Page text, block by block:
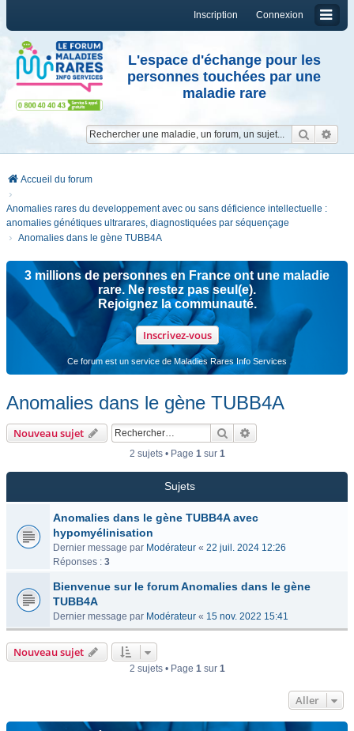
Connexion
Inscription
L'espace d'échange pour les
personnes touchées par une
maladie rare
Accueil du forum
Anomalies rares du developpement avec ou sans déficience intellectuelle :
anomalies génétiques ultrarares, diagnostiquées par séquençage
Anomalies dans le gène TUBB4A
3 millions de personnes en France ont une maladie
rare. Ne restez pas seul(e).
Rejoignez la communauté.
Inscrivez-vous
Ce forum est un service de Maladies Rares Info Services
Anomalies dans le gène TUBB4A
Nouveau sujet Rechercher
2 sujets • Page 1sur 1
Sujets
Anomalies dans le gène TUBB4A avec
hypomyélinisation
Dernier message par Modérateur « 22 juil. 2024 12:26
Réponses : 3
Bienvenue sur le forum Anomalies dans le gène
TUBB4A
Dernier message par Modérateur « 15 nov. 2022 15:41
Nouveau sujet
2 sujets • Page 1sur 1
Aller